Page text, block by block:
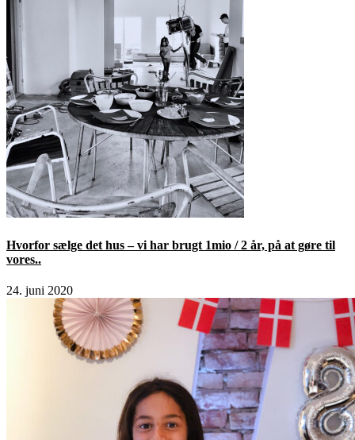
Hvorfor sælge det hus – vi har brugt 1mio / 2 år, på at gøre til
vores..
24. juni 2020